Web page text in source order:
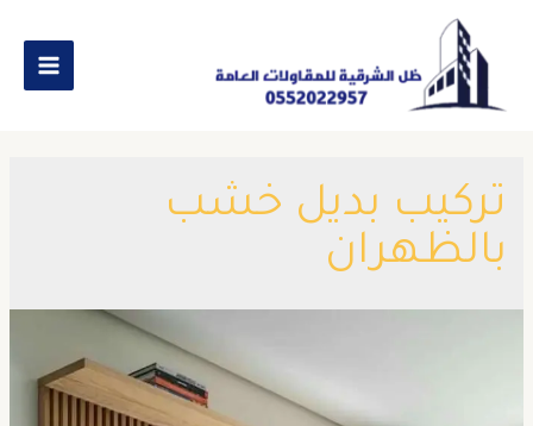
تركيب بديل خشب
بالظهران